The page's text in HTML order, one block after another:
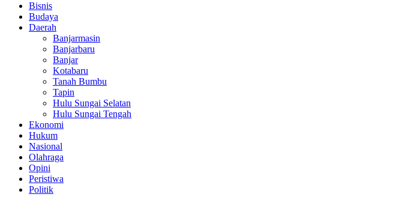
Bisnis
Budaya
Daerah
Banjarmasin
Banjarbaru
Banjar
Kotabaru
Tanah Bumbu
Tapin
Hulu Sungai Selatan
Hulu Sungai Tengah
Ekonomi
Hukum
Nasional
Olahraga
Opini
Peristiwa
Politik